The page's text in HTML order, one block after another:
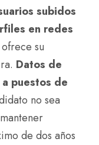
subidos
en redes
su
Datos de
puestos de
no sea
de dos años